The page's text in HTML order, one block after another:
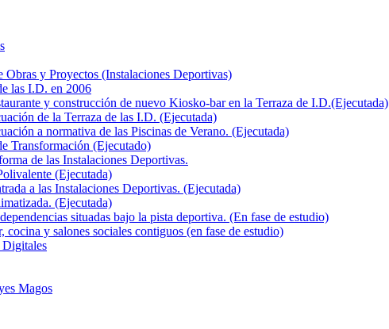
Obras y Proyectos (Instalaciones Deportivas)
las I.D. en 2006
y construcción de nuevo Kiosko-bar en la Terraza de I.D.(Ejecutada)
de la Terraza de las I.D. (Ejecutada)
a normativa de las Piscinas de Verano. (Ejecutada)
Transformación (Ejecutado)
de las Instalaciones Deportivas.
(Ejecutada)
a las Instalaciones Deportivas. (Ejecutada)
(Ejecutada)
situadas bajo la pista deportiva. (En fase de estudio)
cocina y salones sociales contiguos (en fase de estudio)
Magos